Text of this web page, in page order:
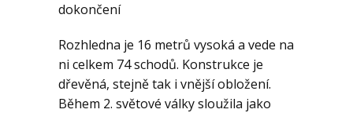
dokončení
Rozhledna je 16 metrů vysoká a vede na
ni celkem 74 schodů. Konstrukce je
dřevěná, stejně tak i vnější obložení.
Během 2. světové války sloužila jako